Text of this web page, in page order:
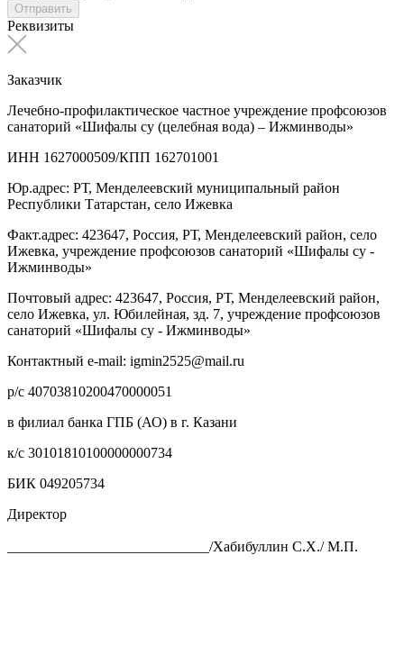
Отправить
Реквизиты
Заказчик
Лечебно-профилактическое частное учреждение профсоюзов
санаторий «Шифалы су (целебная вода) – Ижминводы»
ИНН 1627000509/КПП 162701001
Юр.адрес: РТ, Менделеевский муниципальный район
Республики Татарстан, село Ижевка
Факт.адрес: 423647, Россия, РТ, Менделеевский район, село
Ижевка, учреждение профсоюзов санаторий «Шифалы су -
Ижминводы»
Почтовый адрес: 423647, Россия, РТ, Менделеевский район,
село Ижевка, ул. Юбилейная, зд. 7, учреждение профсоюзов
санаторий «Шифалы су - Ижминводы»
Контактный e-mail: igmin2525@mail.ru
р/с 40703810200470000051
в филиал банка ГПБ (АО) в г. Казани
к/с 30101810100000000734
БИК 049205734
Директор
____________________________/Хабибуллин С.Х./ М.П.